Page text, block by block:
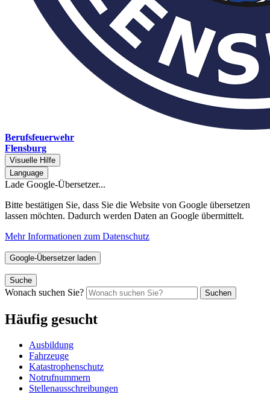
Berufsfeuerwehr
Flensburg
Visuelle Hilfe
Language
Lade Google-Übersetzer...
Bitte bestätigen Sie, dass Sie die Website von Google übersetzen
lassen möchten. Dadurch werden Daten an Google übermittelt.
Mehr Informationen zum Datenschutz
Google-Übersetzer laden
Suche
Wonach suchen Sie? Suchen
Häufig gesucht
Ausbildung
Fahrzeuge
Katastrophenschutz
Notrufnummern
Stellenausschreibungen